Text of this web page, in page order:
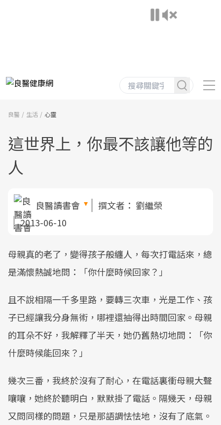
良醫 生活 心靈
這世界上，你最不該讓他等的
人
良醫讀書會 撰文者： 劉繼榮
2013-06-10
母親真的老了，變得孩子般纏人，每次打電話來，總
是滿懷熱誠地問：「你什麼時候回家？」
且不說相隔一千多里路，要轉三次車，光是工作、孩
子已經讓我分身無術，哪裡還抽得出時間回家。母親
的耳朵不好，我解釋了半天，她仍舊熱切地問：「你
什麼時候能回來？」
幾次三番，我終於沒有了耐心，在電話裏衝母親大聲
嚷嚷，她終於聽明白，默默掛了電話。隔幾天，母親
又問同樣的問題，只是那語調怯怯地，沒有了底氣。